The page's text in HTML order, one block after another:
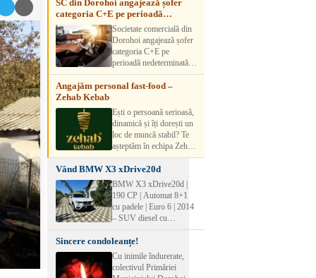
SC din Dorohoi angajează șofer
categoria C+E pe perioadă
nedeterminatăSocietate comercială din
Dorohoi angajează șofer
categoria C+E pe
perioadă nedeterminată.
Candidatul trebuie să
aibă experiență și atestat
detalii, vă rog să sunați la
numărul de telefon.
Angajăm personal fast-food –
Zehab Kebab
Ești o persoană serioasă,
dinamică și îți dorești un
loc de muncă stabil? Te
așteptăm în echipa Zehab
Kebab! Posturi
disponibile: -
SHAORMAR AJUTOR
BUCATAR 2/posturi -
LUCRATOR
COMERCIAL
OFERIM : Contract de
muncă Program flexibil
Salariu motivant, în
funcție de experienț
Vând BMW X3 xDrive20d
BMW X3 xDrive20d |
190 CP | Automat 8+1
cu padele | Euro 6 | 2014
– SUV diesel cu
perfect pentru cei care
doresc performanță,
confort și siguranță în
orice condiții.
Sincere condoleanțe!
Cu inimile îndurerate,
colectivul Primăriei